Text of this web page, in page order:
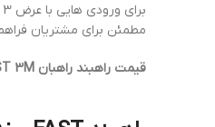
برای ورودی هایی با عرض 3 متر، این مدل ها با موتور پرقدرت عرضه می شوند.
مطمئن برای مشتریان
قیمت راهبند راهبان FAST 3M را از دژاک بخواهید.